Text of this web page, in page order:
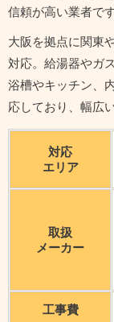
信頼が高い業者です
大阪を拠点に関東
対応。給湯器やガ
浴槽やキッチン、
応しており、幅広
対応
エリア
取扱
メーカー
工事費